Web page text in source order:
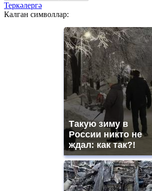
Теркәлергә
Калган символлар:
Такую зиму в
России никто не
ждал: как так?!